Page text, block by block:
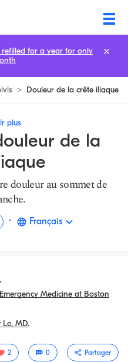
> Douleur de la crête iliaque
plus
de la
douleur au sommet de
· Français
Medicine at Boston
MD.
2 0 Partager
for a year for only